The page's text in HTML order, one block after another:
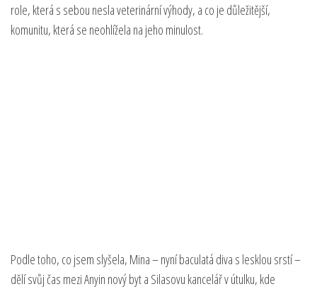
role, která s sebou nesla veterinární výhody, a co je důležitější,
komunitu, která se neohlížela na jeho minulost.
Podle toho, co jsem slyšela, Mina – nyní baculatá diva s lesklou srstí –
dělí svůj čas mezi Anyin nový byt a Silasovu kancelář v útulku, kde